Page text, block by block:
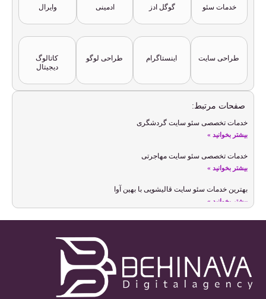
خدمات سئو گوگل ادز ادمینی وایرال
طراحی سایت اینستاگرام طراحی لوگو
کاتالوگ
دیجیتال
صفحات مرتبط:
خدمات تخصصی سئو سایت گردشگری
بیشتر بخوانید »
خدمات تخصصی سئو سایت مهاجرتی
بیشتر بخوانید »
بهترین خدمات سئو سایت قالیشویی با بهین آوا
بیشتر بخوانید »
خدمات سئو سایت شخصی
سئو سایت عکاسی و بهینه سازی سایت عکاسان
بیشتر بخوانید »
بالا بردن رتبه سایت با خدمات سئو سایت معماری